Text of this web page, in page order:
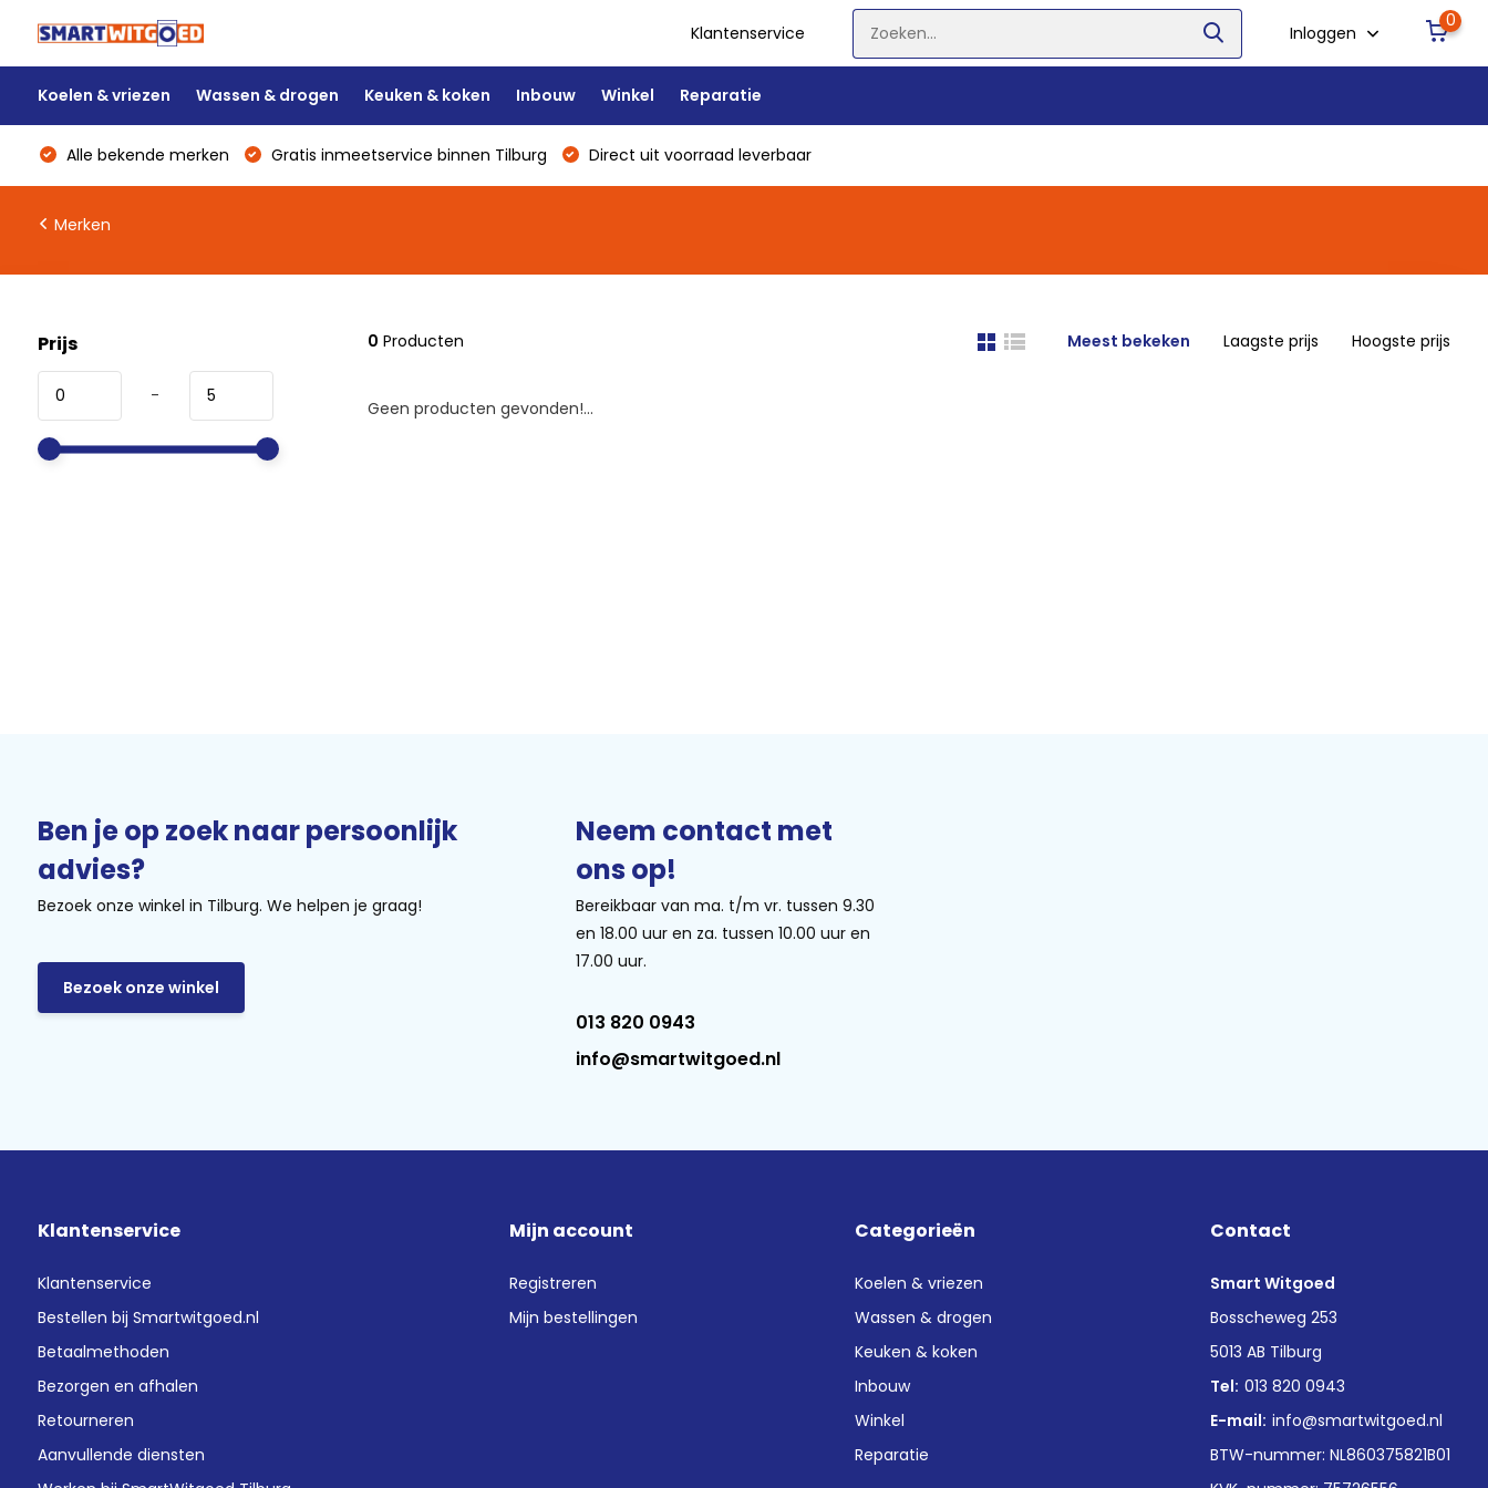
Klantenservice Inloggen
0
Koelen & vriezen Wassen & drogen Keuken & koken Inbouw Winkel Reparatie
Alle bekende merken Gratis inmeetservice binnen Tilburg Direct uit voorraad leverbaar
Merken
Prijs
-
0 Producten Meest bekeken Laagste prijs Hoogste prijs
Geen producten gevonden!...
Ben je op zoek naar persoonlijk
advies?
Bezoek onze winkel in Tilburg. We helpen je graag!
Bezoek onze winkel
Neem contact met
ons op!
Bereikbaar van ma. t/m vr. tussen 9.30
en 18.00 uur en za. tussen 10.00 uur en
17.00 uur.
013 820 0943
info@smartwitgoed.nl
Klantenservice
Klantenservice
Bestellen bij Smartwitgoed.nl
Betaalmethoden
Bezorgen en afhalen
Retourneren
Aanvullende diensten
Mijn account
Registreren
Mijn bestellingen
Categorieën
Koelen & vriezen
Wassen & drogen
Keuken & koken
Inbouw
Winkel
Reparatie
Contact
Smart Witgoed
Bosscheweg 253
5013 AB Tilburg
Tel: 013 820 0943
E-mail: info@smartwitgoed.nl
BTW-nummer: NL860375821B01